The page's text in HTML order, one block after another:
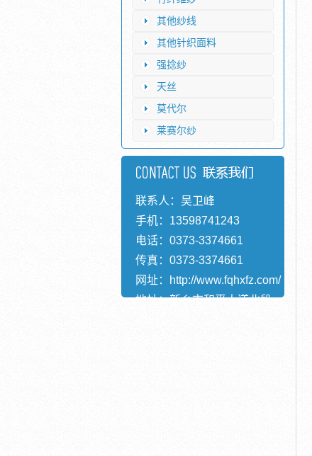
其他纱线
其他针织面料
强捻纱
天丝
莫代尔
莱赛尔纱
联系人：吴卫峰
手机：13598741243
电话：0373-3374661
传真：0373-3374661
网址：
http://www.fqhxfz.com/
地址：新乡市和平大道北段